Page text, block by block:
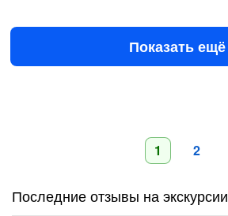
€170за всё до 15 чел.
Показать ещё
1 2
Последние отзывы на экскурсии